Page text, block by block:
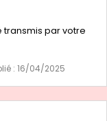
transmis par votre
: 16/04/2025